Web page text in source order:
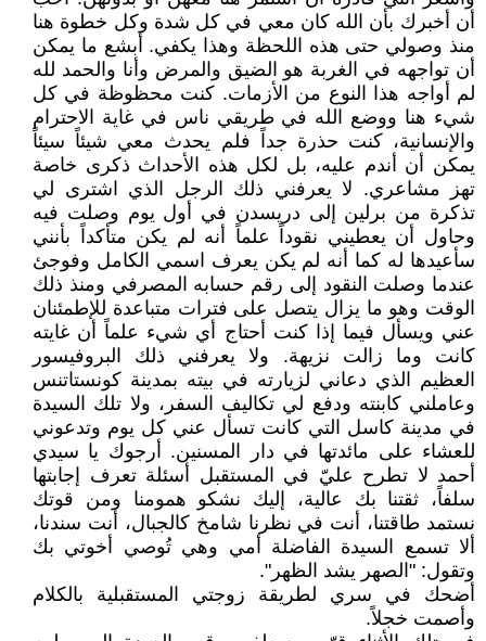
أن أخبرك بأن الله كان معي في كل شدة وكل خطوة هنا
منذ وصولي حتى هذه اللحظة وهذا يكفي. أبشع ما يمكن
أن تواجهه في الغربة هو الضيق والمرض وأنا والحمد لله
لم أواجه هذا النوع من الأزمات. كنت محظوظة في كل
شيء هنا ووضع الله في طريقي ناس في غاية الاحترام
والإنسانية، كنت حذرة جداً فلم يحدث معي شيئاً سيئاً
يمكن أن أندم عليه، بل لكل هذه الأحداث ذكرى خاصة
تهز مشاعري. لا يعرفني ذلك الرجل الذي اشترى لي
تذكرة من برلين إلى دريسدن في أول يوم وصلت فيه
وحاول أن يعطيني نقوداً علماً أنه لم يكن متأكداً بأنني
سأعيدها له كما أنه لم يكن يعرف اسمي الكامل وفوجئ
عندما وصلت النقود إلى رقم حسابه المصرفي ومنذ ذلك
الوقت وهو ما يزال يتصل على فترات متباعدة للإطمئنان
عني ويسأل فيما إذا كنت أحتاج أي شيء علماً أن غايته
كانت وما زالت نزيهة. ولا يعرفني ذلك البروفيسور
العظيم الذي دعاني لزيارته في بيته بمدينة كونستاتنس
وعاملني كابنته ودفع لي تكاليف السفر، ولا تلك السيدة
في مدينة كاسل التي كانت تسأل عني كل يوم وتدعوني
للعشاء على مائدتها في دار المسنين. أرجوك يا سيدي
أحمد لا تطرح عليّ في المستقبل أسئلة تعرف إجابتها
سلفاً، ثقتنا بك عالية، إليك نشكو همومنا ومن قوتك
نستمد طاقتنا، أنت في نظرنا شامخ كالجبال، أنت سندنا،
ألا تسمع السيدة الفاضلة أمي وهي تُوصي أخوتي بك
وتقول: "الصهر يشد الظهر".
أضحك في سري لطريقة زوجتي المستقبلية بالكلام
وأصمت خجلاً.